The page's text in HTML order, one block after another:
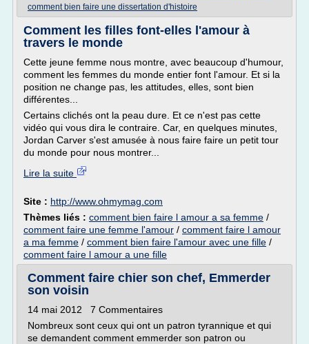
comment bien faire une dissertation d'histoire
Comment les filles font-elles l'amour à
travers le monde
Cette jeune femme nous montre, avec beaucoup d'humour,
comment les femmes du monde entier font l'amour. Et si la
position ne change pas, les attitudes, elles, sont bien
différentes...
Certains clichés ont la peau dure. Et ce n'est pas cette
vidéo qui vous dira le contraire. Car, en quelques minutes,
Jordan Carver s'est amusée à nous faire faire un petit tour
du monde pour nous montrer...
Lire la suite
Site : http://www.ohmymag.com
Thèmes liés : comment bien faire l amour a sa femme /
comment faire une femme l'amour / comment faire l amour
a ma femme / comment bien faire l'amour avec une fille /
comment faire l amour a une fille
Comment faire chier son chef, Emmerder
son voisin
14 mai 2012 7 Commentaires
Nombreux sont ceux qui ont un patron tyrannique et qui
se demandent comment emmerder son patron ou